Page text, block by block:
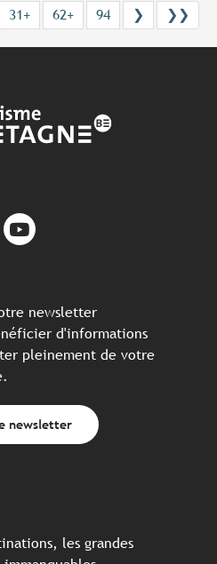
31+ 62+ 94 ❯ ❯❯
newsletter
d'informations
pleinement de votre
newsletter
les grandes